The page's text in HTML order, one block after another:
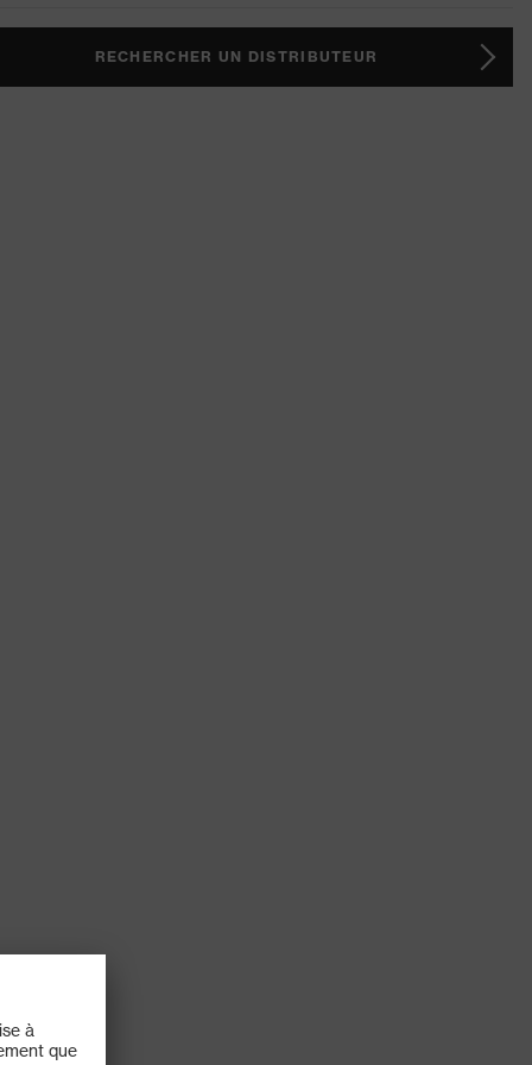
RECHERCHER UN DISTRIBUTEUR